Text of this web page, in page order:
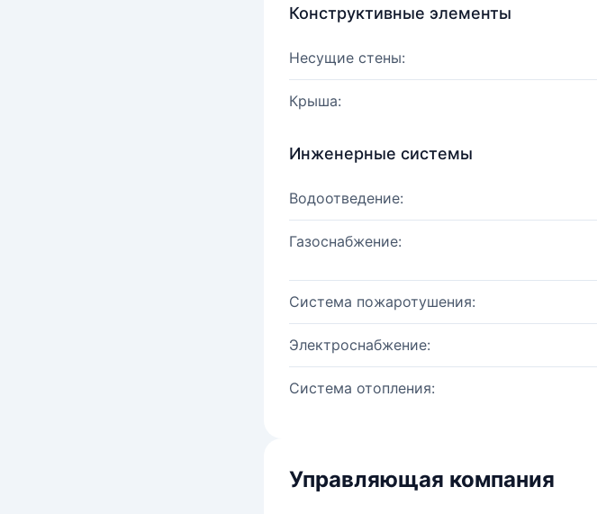
Конструктивные элементы
Несущие стены:
Крыша:
Инженерные системы
Водоотведение:
Газоснабжение:
Система пожаротушения:
Электроснабжение:
Система отопления:
Управляющая компания